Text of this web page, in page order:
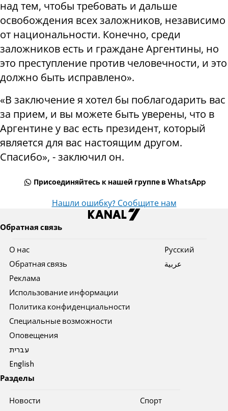
над тем, чтобы требовать и дальше
освобождения всех заложников, независимо
от национальности. Конечно, среди
заложников есть и граждане Аргентины, но
это преступление против человечности, и это
должно быть исправлено».
«В заключение я хотел бы поблагодарить вас
за прием, и вы можете быть уверены, что в
Аргентине у вас есть президент, который
является для вас настоящим другом.
Спасибо», - заключил он.
Присоединяйтесь к нашей группе в WhatsApp
Нашли ошибку? Сообщите нам
Обратная связь
О нас
Обратная связь
Реклама
Использование информации
Политика конфиденциальности
Специальные возможности
Оповещения
עברית
English
Pусский
عربية
Разделы
Новости Спорт